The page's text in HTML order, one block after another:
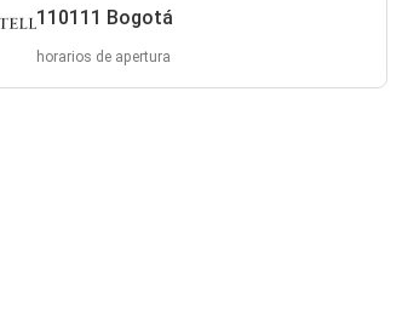
110111 Bogotá
horarios de apertura